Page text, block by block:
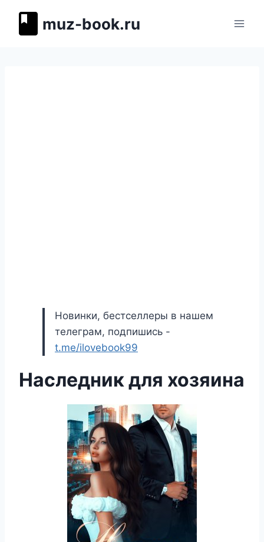
muz-book.ru
Новинки, бестселлеры в нашем
телеграм, подпишись -
t.me/ilovebook99
Наследник для хозяина